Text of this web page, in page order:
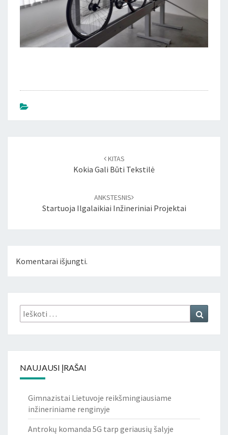
KITAS
Kokia Gali Būti Tekstilė
ANKSTESNIS
Startuoja Ilgalaikiai Inžineriniai Projektai
Komentarai išjungti.
Ieškoti:
NAUJAUSI ĮRAŠAI
Gimnazistai Lietuvoje reikšmingiausiame
inžineriniame renginyje
Antrokų komanda 5G tarp geriausių šalyje